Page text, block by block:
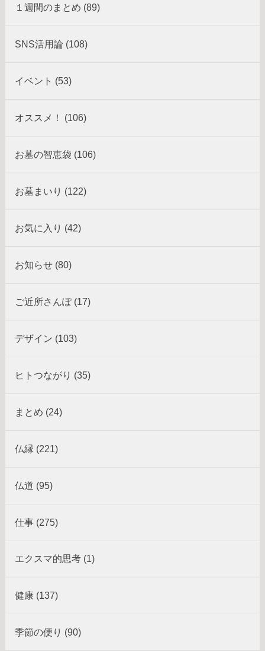
１週間のまとめ (89)
SNS活用論 (108)
イベント (53)
オススメ！ (106)
お墓の智恵袋 (106)
お墓まいり (122)
お気に入り (42)
お知らせ (80)
ご近所さんぽ (17)
デザイン (103)
ヒトつながり (35)
まとめ (24)
仏縁 (221)
仏道 (95)
仕事 (275)
エクスマ的思考 (1)
健康 (137)
季節の便り (90)